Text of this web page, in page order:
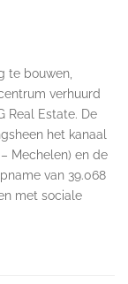
te bouwen,
verhuurd
Real Estate. De
het kanaal
Mechelen) en de
van 39.068
met sociale